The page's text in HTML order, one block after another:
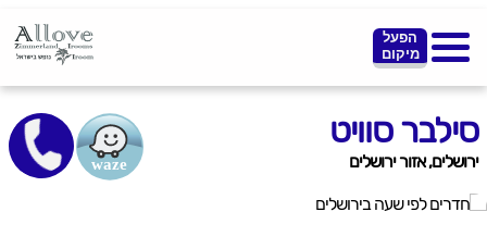
הפעל
מיקום
סילבר סוויט
ירושלים, אזור ירושלים